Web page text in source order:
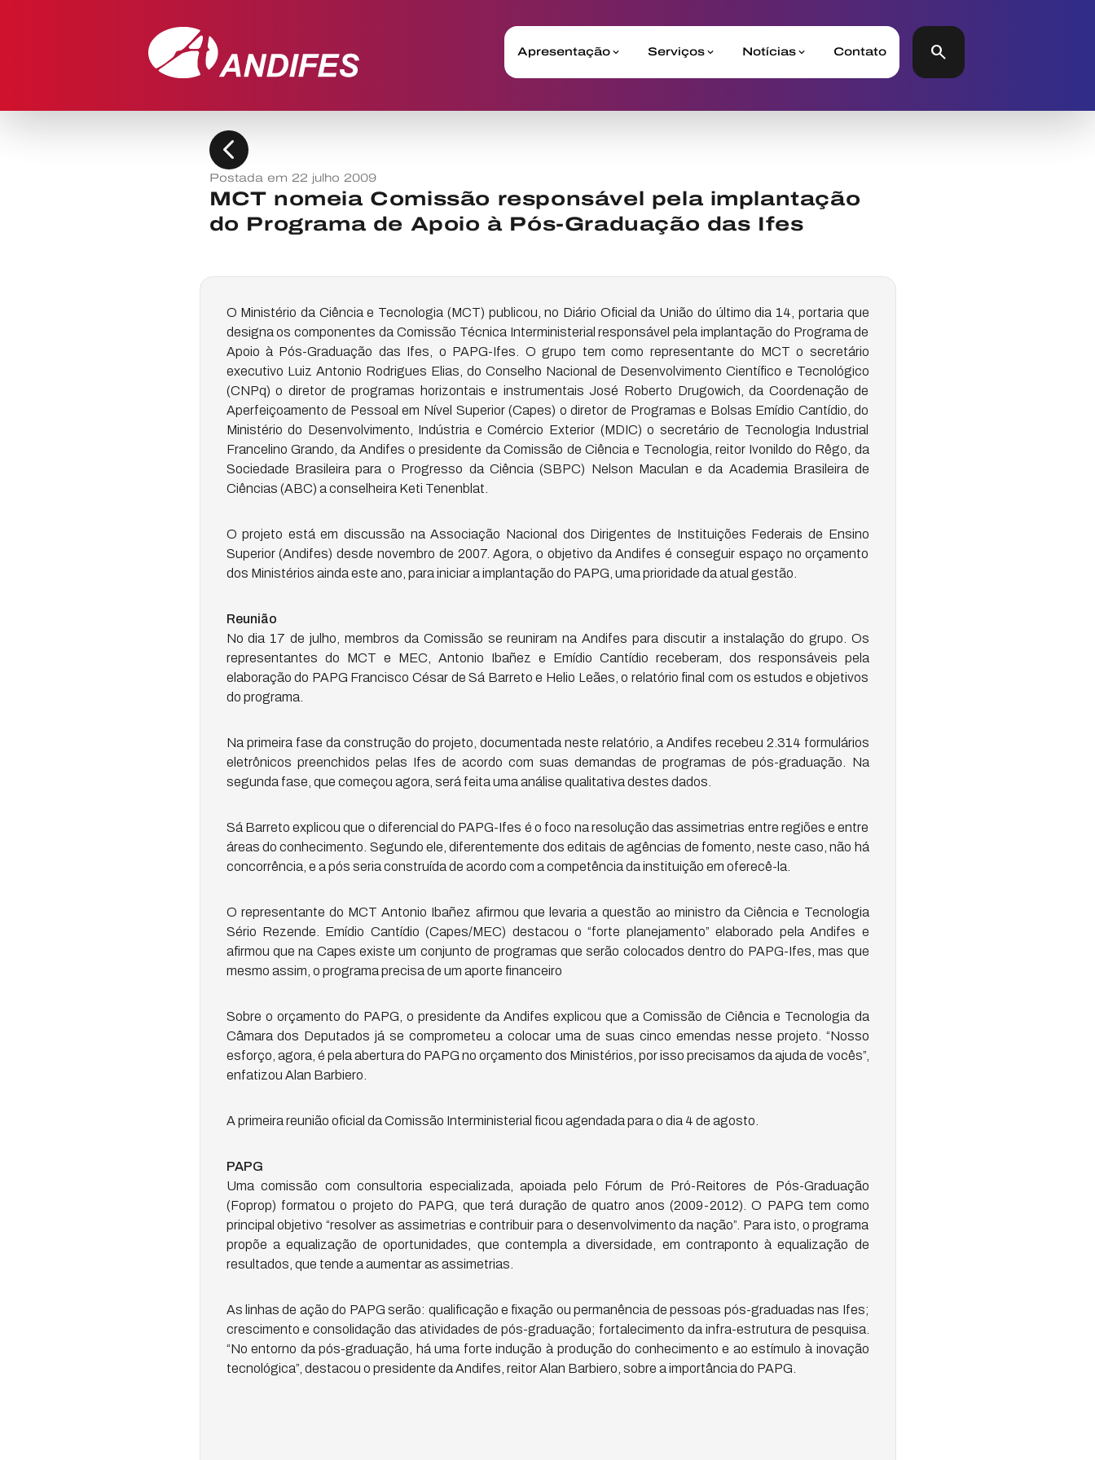
Apresentação Serviços Notícias Contato search
chevron_left
Postada em 22 julho 2009
MCT nomeia Comissão responsável pela implantação
do Programa de Apoio à Pós-Graduação das Ifes
O Ministério da Ciência e Tecnologia (MCT) publicou, no Diário Oficial da União do último dia 14, portaria que
designa os componentes da Comissão Técnica Interministerial responsável pela implantação do Programa de
Apoio à Pós-Graduação das Ifes, o PAPG-Ifes. O grupo tem como representante do MCT o secretário
executivo Luiz Antonio Rodrigues Elias, do Conselho Nacional de Desenvolvimento Científico e Tecnológico
(CNPq) o diretor de programas horizontais e instrumentais José Roberto Drugowich, da Coordenação de
Aperfeiçoamento de Pessoal em Nível Superior (Capes) o diretor de Programas e Bolsas Emídio Cantídio, do
Ministério do Desenvolvimento, Indústria e Comércio Exterior (MDIC) o secretário de Tecnologia Industrial
Francelino Grando, da Andifes o presidente da Comissão de Ciência e Tecnologia, reitor Ivonildo do Rêgo, da
Sociedade Brasileira para o Progresso da Ciência (SBPC) Nelson Maculan e da Academia Brasileira de
Ciências (ABC) a conselheira Keti Tenenblat.
O projeto está em discussão na Associação Nacional dos Dirigentes de Instituições Federais de Ensino
Superior (Andifes) desde novembro de 2007. Agora, o objetivo da Andifes é conseguir espaço no orçamento
dos Ministérios ainda este ano, para iniciar a implantação do PAPG, uma prioridade da atual gestão.
Reunião
No dia 17 de julho, membros da Comissão se reuniram na Andifes para discutir a instalação do grupo. Os
representantes do MCT e MEC, Antonio Ibañez e Emídio Cantídio receberam, dos responsáveis pela
elaboração do PAPG Francisco César de Sá Barreto e Helio Leães, o relatório final com os estudos e objetivos
do programa.
Na primeira fase da construção do projeto, documentada neste relatório, a Andifes recebeu 2.314 formulários
eletrônicos preenchidos pelas Ifes de acordo com suas demandas de programas de pós-graduação. Na
segunda fase, que começou agora, será feita uma análise qualitativa destes dados.
Sá Barreto explicou que o diferencial do PAPG-Ifes é o foco na resolução das assimetrias entre regiões e entre
áreas do conhecimento. Segundo ele, diferentemente dos editais de agências de fomento, neste caso, não há
concorrência, e a pós seria construída de acordo com a competência da instituição em oferecê-la.
O representante do MCT Antonio Ibañez afirmou que levaria a questão ao ministro da Ciência e Tecnologia
Sério Rezende. Emídio Cantídio (Capes/MEC) destacou o “forte planejamento” elaborado pela Andifes e
afirmou que na Capes existe um conjunto de programas que serão colocados dentro do PAPG-Ifes, mas que
mesmo assim, o programa precisa de um aporte financeiro
Sobre o orçamento do PAPG, o presidente da Andifes explicou que a Comissão de Ciência e Tecnologia da
Câmara dos Deputados já se comprometeu a colocar uma de suas cinco emendas nesse projeto. “Nosso
esforço, agora, é pela abertura do PAPG no orçamento dos Ministérios, por isso precisamos da ajuda de vocês”,
enfatizou Alan Barbiero.
A primeira reunião oficial da Comissão Interministerial ficou agendada para o dia 4 de agosto.
PAPG
Uma comissão com consultoria especializada, apoiada pelo Fórum de Pró-Reitores de Pós-Graduação
(Foprop) formatou o projeto do PAPG, que terá duração de quatro anos (2009-2012). O PAPG tem como
principal objetivo “resolver as assimetrias e contribuir para o desenvolvimento da nação”. Para isto, o programa
propõe a equalização de oportunidades, que contempla a diversidade, em contraponto à equalização de
resultados, que tende a aumentar as assimetrias.
As linhas de ação do PAPG serão: qualificação e fixação ou permanência de pessoas pós-graduadas nas Ifes;
crescimento e consolidação das atividades de pós-graduação; fortalecimento da infra-estrutura de pesquisa.
“No entorno da pós-graduação, há uma forte indução à produção do conhecimento e ao estímulo à inovação
tecnológica”, destacou o presidente da Andifes, reitor Alan Barbiero, sobre a importância do PAPG.